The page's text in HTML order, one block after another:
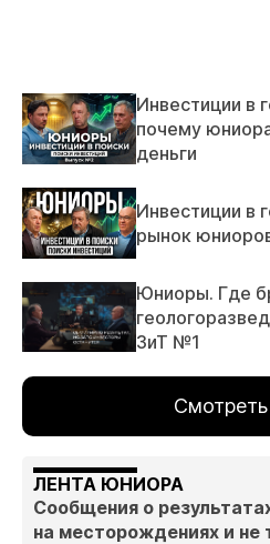
Инвестиции в
почему
деньги
Инвестиции в
рынок
Юниоры. Где
ЗиТ №1
ЛЕНТА ЮНИОРА
Сообщения о
на месторождениях и не